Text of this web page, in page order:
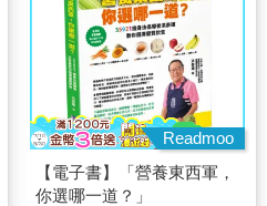
Readmoo
【電子書】「營養東西軍，
你選哪一道？」